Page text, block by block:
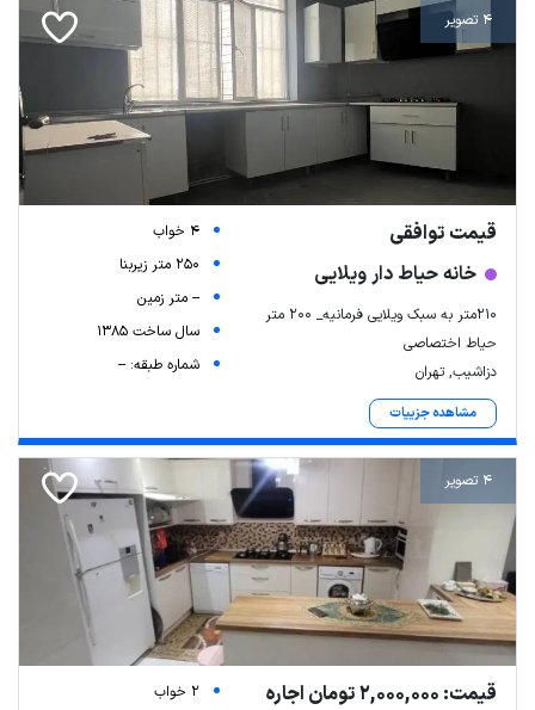
4 تصویر
قیمت توافقی
خانه حیاط دار ویلایی
۲۱۰متر به سبک ویلایی فرمانیه_ ۲۰۰ متر
حیاط اختصاصی
دزاشیب, تهران
مشاهده جزییات
4 خواب
250 متر زیربنا
-- متر زمین
سال ساخت 1385
شماره طبقه: --
4 تصویر
قیمت: 2,000,000 تومان اجاره
2 خواب